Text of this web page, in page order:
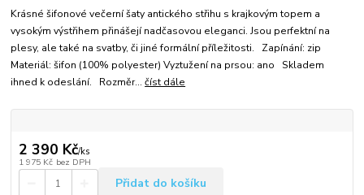
Krásné šifonové večerní šaty antického střihu s krajkovým topem a
vysokým výstřihem přinášejí nadčasovou eleganci. Jsou perfektní na
plesy, ale také na svatby, či jiné formální příležitosti. Zapínání: zip
Materiál: šifon (100% polyester) Vyztužení na prsou: ano Skladem
ihned k odeslání. Rozměr...číst dále
2 390 Kč/ks
1 975 Kč bez DPH
Přidat do košíku